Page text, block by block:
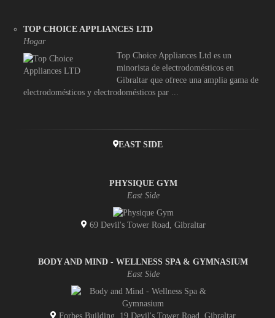
TOP CHOICE APPLIANCES LTD
Hogar
Top Choice Appliances Ltd es un
minorista de electrodomésticos en
Gibraltar que ofrece una amplia gama de
electrodomésticos y electrodomésticos par ...
EAST SIDE
PHYSIQUE GYM
East Side
69 Devil's Tower Road, Gibraltar
BODY AND MIND - WELLNESS SPA & GYMNASIUM
East Side
Forbes Building, 19 Devil's Tower Road, Gibraltar